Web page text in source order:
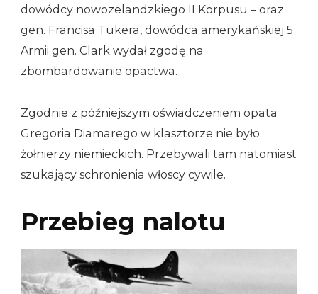
dowódcy nowozelandzkiego II Korpusu – oraz
gen. Francisa Tukera, dowódca amerykańskiej 5
Armii gen. Clark wydał zgodę na
zbombardowanie opactwa.
Zgodnie z późniejszym oświadczeniem opata
Gregoria Diamarego w klasztorze nie było
żołnierzy niemieckich. Przebywali tam natomiast
szukający schronienia włoscy cywile.
Przebieg nalotu